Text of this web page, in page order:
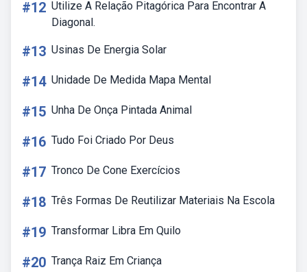
#12 Utilize A Relação Pitagórica Para Encontrar A
Diagonal.
#13 Usinas De Energia Solar
#14 Unidade De Medida Mapa Mental
#15 Unha De Onça Pintada Animal
#16 Tudo Foi Criado Por Deus
#17 Tronco De Cone Exercícios
#18 Três Formas De Reutilizar Materiais Na Escola
#19 Transformar Libra Em Quilo
#20 Trança Raiz Em Criança